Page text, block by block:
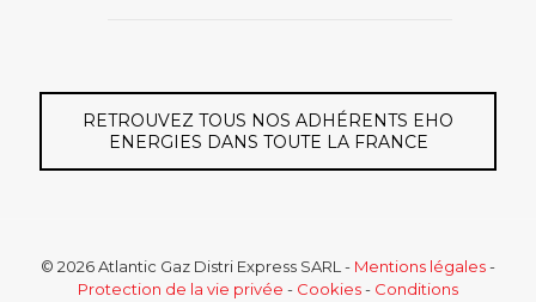
RETROUVEZ TOUS NOS ADHÉRENTS EHO
ENERGIES DANS TOUTE LA FRANCE
© 2026Atlantic Gaz Distri Express SARL - Mentions légales-
Protection de la vie privée - Cookies- Conditions